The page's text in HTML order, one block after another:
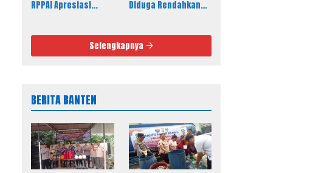
RPPAI Apresiasi
Diduga Rendahkan
Disorot
Selengkapnya
BERITA BANTEN